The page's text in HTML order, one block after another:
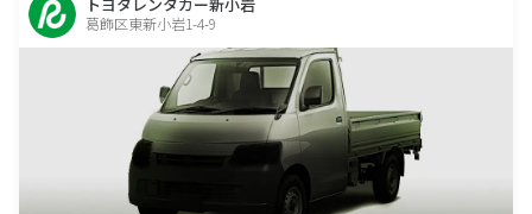
葛飾区東新小岩1-4-9